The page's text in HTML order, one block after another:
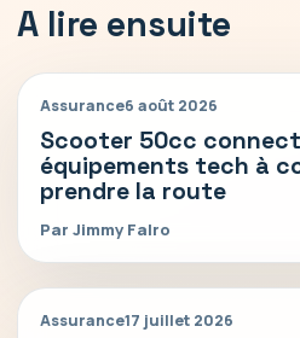
A lire ensuite
Assurance6 août 2026
Scooter 50cc
équipements tech à
prendre la route
Par Jimmy Falro
Assurance17 juillet 2026